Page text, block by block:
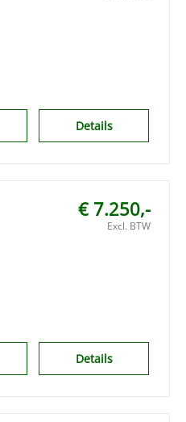
Details
€ 7.250,-
Excl. BTW
Details